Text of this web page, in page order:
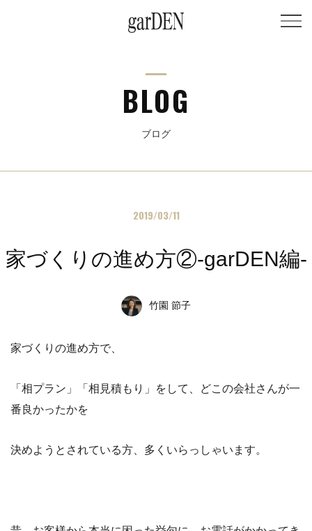
BLOG
ブログ
2019/03/11
家づくりの進め方②-garDEN編-
竹園 節子
家づくりの進め方で、
「相プラン」「相見積もり」をして、どこの会社さんが一
番良かったかを
決めようとされている方、多くいらっしゃいます。